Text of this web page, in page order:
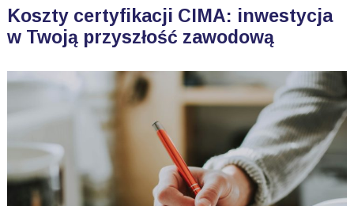
Koszty certyfikacji CIMA: inwestycja
w Twoją przyszłość zawodową